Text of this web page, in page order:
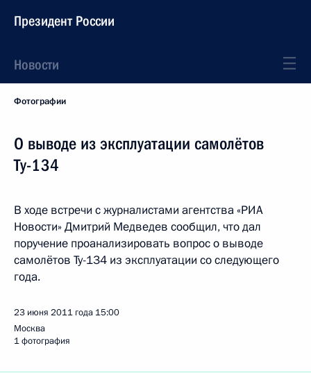
Президент России
Новости
Фотографии
О выводе из эксплуатации самолётов
Ту-134
В ходе встречи с журналистами агентства «РИА
Новости» Дмитрий Медведев сообщил, что дал
поручение проанализировать вопрос о выводе
самолётов Ту-134 из эксплуатации со следующего
года.
23 июня 2011 года 15:00
Москва
1 фотография